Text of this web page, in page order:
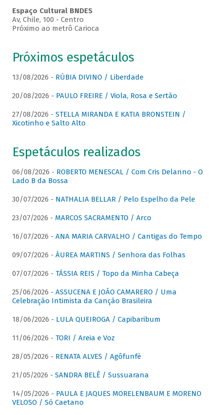
Espaço Cultural BNDES
Av, Chile, 100 - Centro
Próximo ao metrô Carioca
Próximos espetáculos
13/08/2026 - RÚBIA DIVINO / Liberdade
20/08/2026 - PAULO FREIRE / Viola, Rosa e Sertão
27/08/2026 - STELLA MIRANDA E KATIA BRONSTEIN /
Xicotinho e Salto Alto
Espetáculos realizados
06/08/2026 - ROBERTO MENESCAL / Com Cris Delanno - O
Lado B da Bossa
30/07/2026 - NATHALIA BELLAR / Pelo Espelho da Pele
23/07/2026 - MARCOS SACRAMENTO / Arco
16/07/2026 - ANA MARIA CARVALHO / Cantigas do Tempo
09/07/2026 - ÁUREA MARTINS / Senhora das Folhas
07/07/2026 - TÁSSIA REIS / Topo da Minha Cabeça
25/06/2026 - ASSUCENA E JOÃO CAMARERO / Uma
Celebração Intimista da Canção Brasileira
18/06/2026 - LULA QUEIROGA / Capibaribum
11/06/2026 - TORI / Areia e Voz
28/05/2026 - RENATA ALVES / Agôfunfè
21/05/2026 - SANDRA BELÊ / Sussuarana
14/05/2026 - PAULA E JAQUES MORELENBAUM E MORENO
VELOSO / Só Caetano